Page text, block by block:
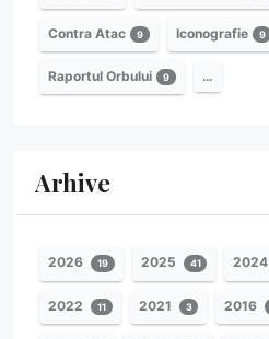
Contra Atac 9 Iconografie 9
Raportul Orbului 9 …
Arhive
2026 19 2025 41 2024
2022 11 2021 3 2016